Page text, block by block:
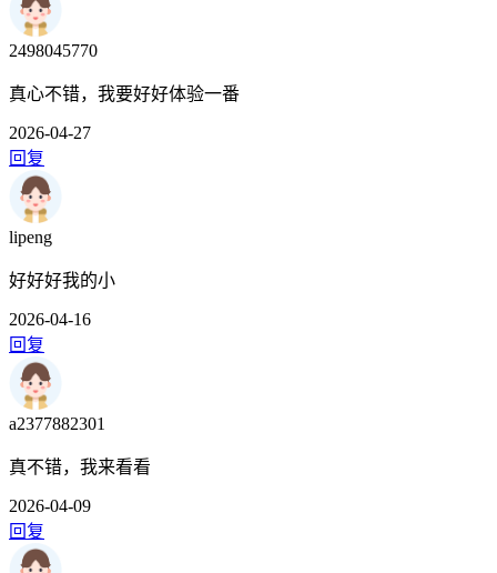
2498045770
真心不错，我要好好体验一番
2026-04-27
回复
lipeng
好好好我的小
2026-04-16
回复
a2377882301
真不错，我来看看
2026-04-09
回复